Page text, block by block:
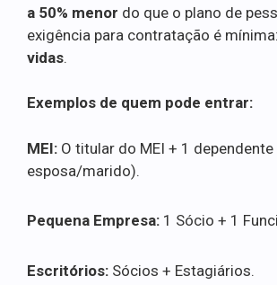
a 50% menor do que o plano de
exigência para contratação é mínima:
vidas.
Exemplos de quem pode entrar:
MEI: O titular do MEI + 1
esposa/marido).
Pequena Empresa: 1 Sócio + 1
Escritórios: Sócios + Estagiários.